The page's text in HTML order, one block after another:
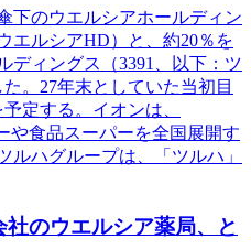
下のウエルシアホールディン
エルシアHD）と、約20％を
ディングス（3391、以下：ツ
。27年末としていた当初目
定する。イオンは、
や食品スーパーを全国展開す
ルハグループは、「ツルハ」
のウエルシア薬局、と